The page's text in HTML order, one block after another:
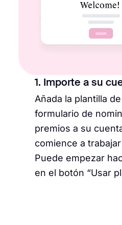
1. Importe a su
Añada la plantilla de
formulario de
premios a su
comience a
Puede empezar
en el botón “Usar